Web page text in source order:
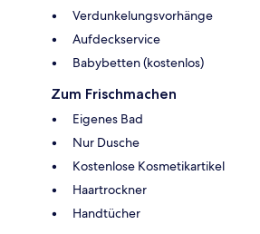
Verdunkelungsvorhänge
Aufdeckservice
Babybetten (kostenlos)
Zum Frischmachen
Eigenes Bad
Nur Dusche
Kostenlose Kosmetikartikel
Haartrockner
Handtücher